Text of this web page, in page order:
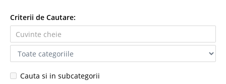
Criterii de Cautare:
Cauta si in subcategorii